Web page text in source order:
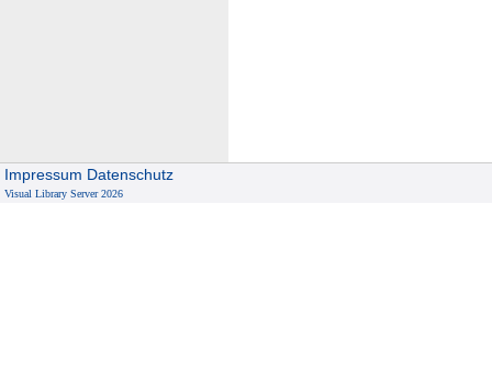
Impressum Datenschutz
Visual Library Server 2026